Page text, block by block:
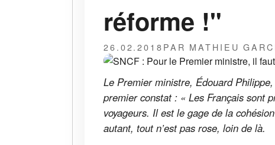
réforme !"
26.02.2018PAR MATHIEU
Le Premier ministre, Édouard
premier constat : « Les Français sont
voyageurs. Il est le gage de la
autant, tout n’est pas rose, loin de là.